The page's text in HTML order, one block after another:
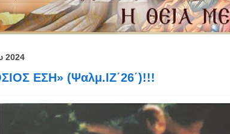
2024
ΕΣΗ» (Ψαλμ.ΙΖ΄26΄)!!!